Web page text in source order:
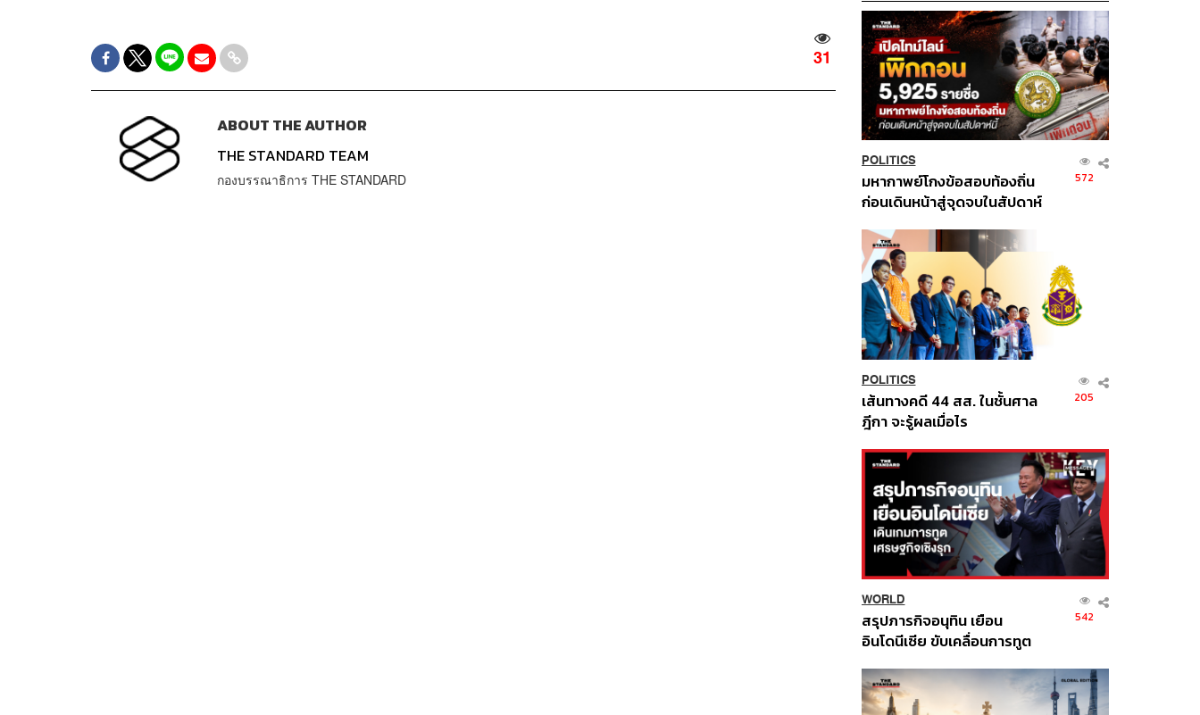
31
ABOUT THE AUTHOR
THE STANDARD TEAM
กองบรรณาธิการ THE STANDARD
POLITICS
มหากาพย์โกงข้อสอบท้องถิ่น
ก่อนเดินหน้าสู่จุดจบในสัปดาห์
572
POLITICS
เส้นทางคดี 44 สส. ในชั้นศาล
ฎีกา จะรู้ผลเมื่อไร
205
WORLD
สรุปภารกิจอนุทิน เยือน
อินโดนีเซีย ขับเคลื่อนการทูต
ส่วนยุทธศาสตร์ไทย –
อินโดนีเซีย
542